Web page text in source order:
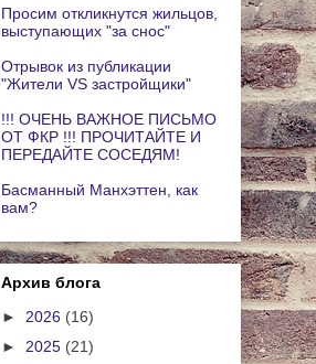
Просим откликнутся жильцов,
выступающих "за снос"
Отрывок из публикации
"Жители VS застройщики"
!!! ОЧЕНЬ ВАЖНОЕ ПИСЬМО
ОТ ФКР !!! ПРОЧИТАЙТЕ И
ПЕРЕДАЙТЕ СОСЕДЯМ!
Басманный Манхэттен, как
вам?
Архив блога
► 2026 (16)
► 2025 (21)